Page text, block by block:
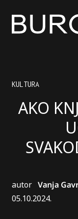
KULTURA
AKO
autor Vanja
05.10.2024.